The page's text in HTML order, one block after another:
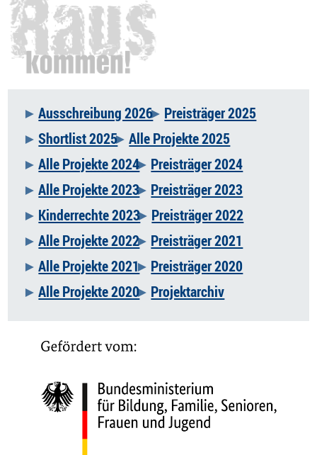
Navigation
überspringen
Ausschreibung 2026
Preisträger 2025
Shortlist 2025 Alle Projekte 2025
Alle Projekte 2024
Preisträger 2024
Alle Projekte 2023
Preisträger 2023
Kinderrechte 2023
Preisträger 2022
Alle Projekte 2022
Preisträger 2021
Alle Projekte 2021
Preisträger 2020
Alle Projekte 2020
Projektarchiv